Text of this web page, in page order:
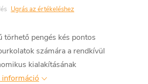
Ugrás az értékeléshez
törhető pengés kés pontos
számára a rendkívül
kialakításának
információ